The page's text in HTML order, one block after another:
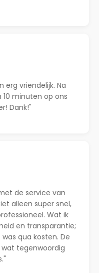
erg vriendelijk. Na
minuten op ons
Dank!"
de service van
alleen super snel,
Wat ik
en transparantie;
qua kosten. De
tegenwoordig